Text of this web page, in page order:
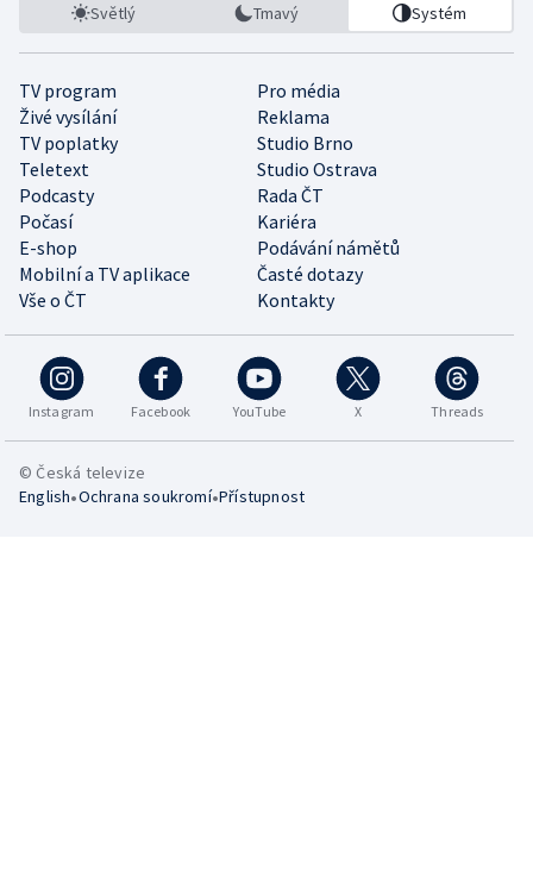
Světlý Tmavý Systém
TV program
Pro média
Živé vysílání
Reklama
TV poplatky
Studio Brno
Teletext
Studio Ostrava
Podcasty
Rada ČT
Počasí
Kariéra
E-shop
Podávání námětů
Mobilní a TV aplikace
Časté dotazy
Vše o ČT
Kontakty
Instagram Facebook YouTube X Threads
© Česká televize
English•Ochrana soukromí•Přístupnost